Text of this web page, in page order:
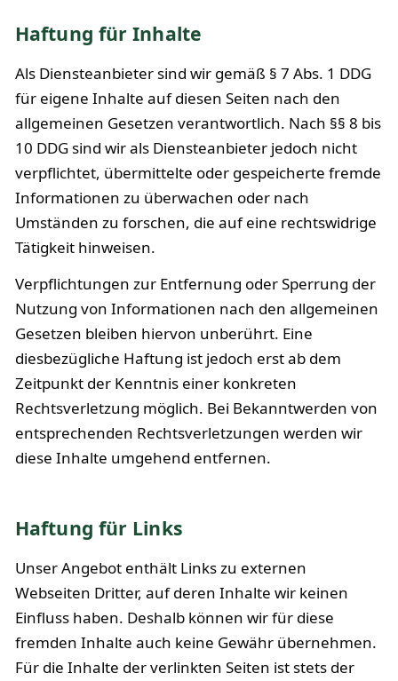
Haftung für Inhalte
Als Diensteanbieter sind wir gemäß § 7 Abs. 1 DDG
für eigene Inhalte auf diesen Seiten nach den
allgemeinen Gesetzen verantwortlich. Nach §§ 8 bis
10 DDG sind wir als Diensteanbieter jedoch nicht
verpflichtet, übermittelte oder gespeicherte fremde
Informationen zu überwachen oder nach
Umständen zu forschen, die auf eine rechtswidrige
Tätigkeit hinweisen.
Verpflichtungen zur Entfernung oder Sperrung der
Nutzung von Informationen nach den allgemeinen
Gesetzen bleiben hiervon unberührt. Eine
diesbezügliche Haftung ist jedoch erst ab dem
Zeitpunkt der Kenntnis einer konkreten
Rechtsverletzung möglich. Bei Bekanntwerden von
entsprechenden Rechtsverletzungen werden wir
diese Inhalte umgehend entfernen.
Haftung für Links
Unser Angebot enthält Links zu externen
Webseiten Dritter, auf deren Inhalte wir keinen
Einfluss haben. Deshalb können wir für diese
fremden Inhalte auch keine Gewähr übernehmen.
Für die Inhalte der verlinkten Seiten ist stets der